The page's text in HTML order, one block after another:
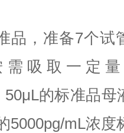
品，准备7个试
需吸取一定
50μL的标准品
5000pg/mL浓